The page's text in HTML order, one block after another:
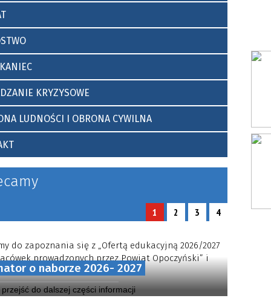
KRYZYSOWE
LUDNOŚCI I OBRONA CYWILNA
1 2 3 4
o naborze 2026- 2027
do zapoznania się z „Ofertą edukacyjną 2026/2027
prowadzonych przez Powiat Opoczyński” i
nauki w naszych szkołach.
do dalszej części informacji